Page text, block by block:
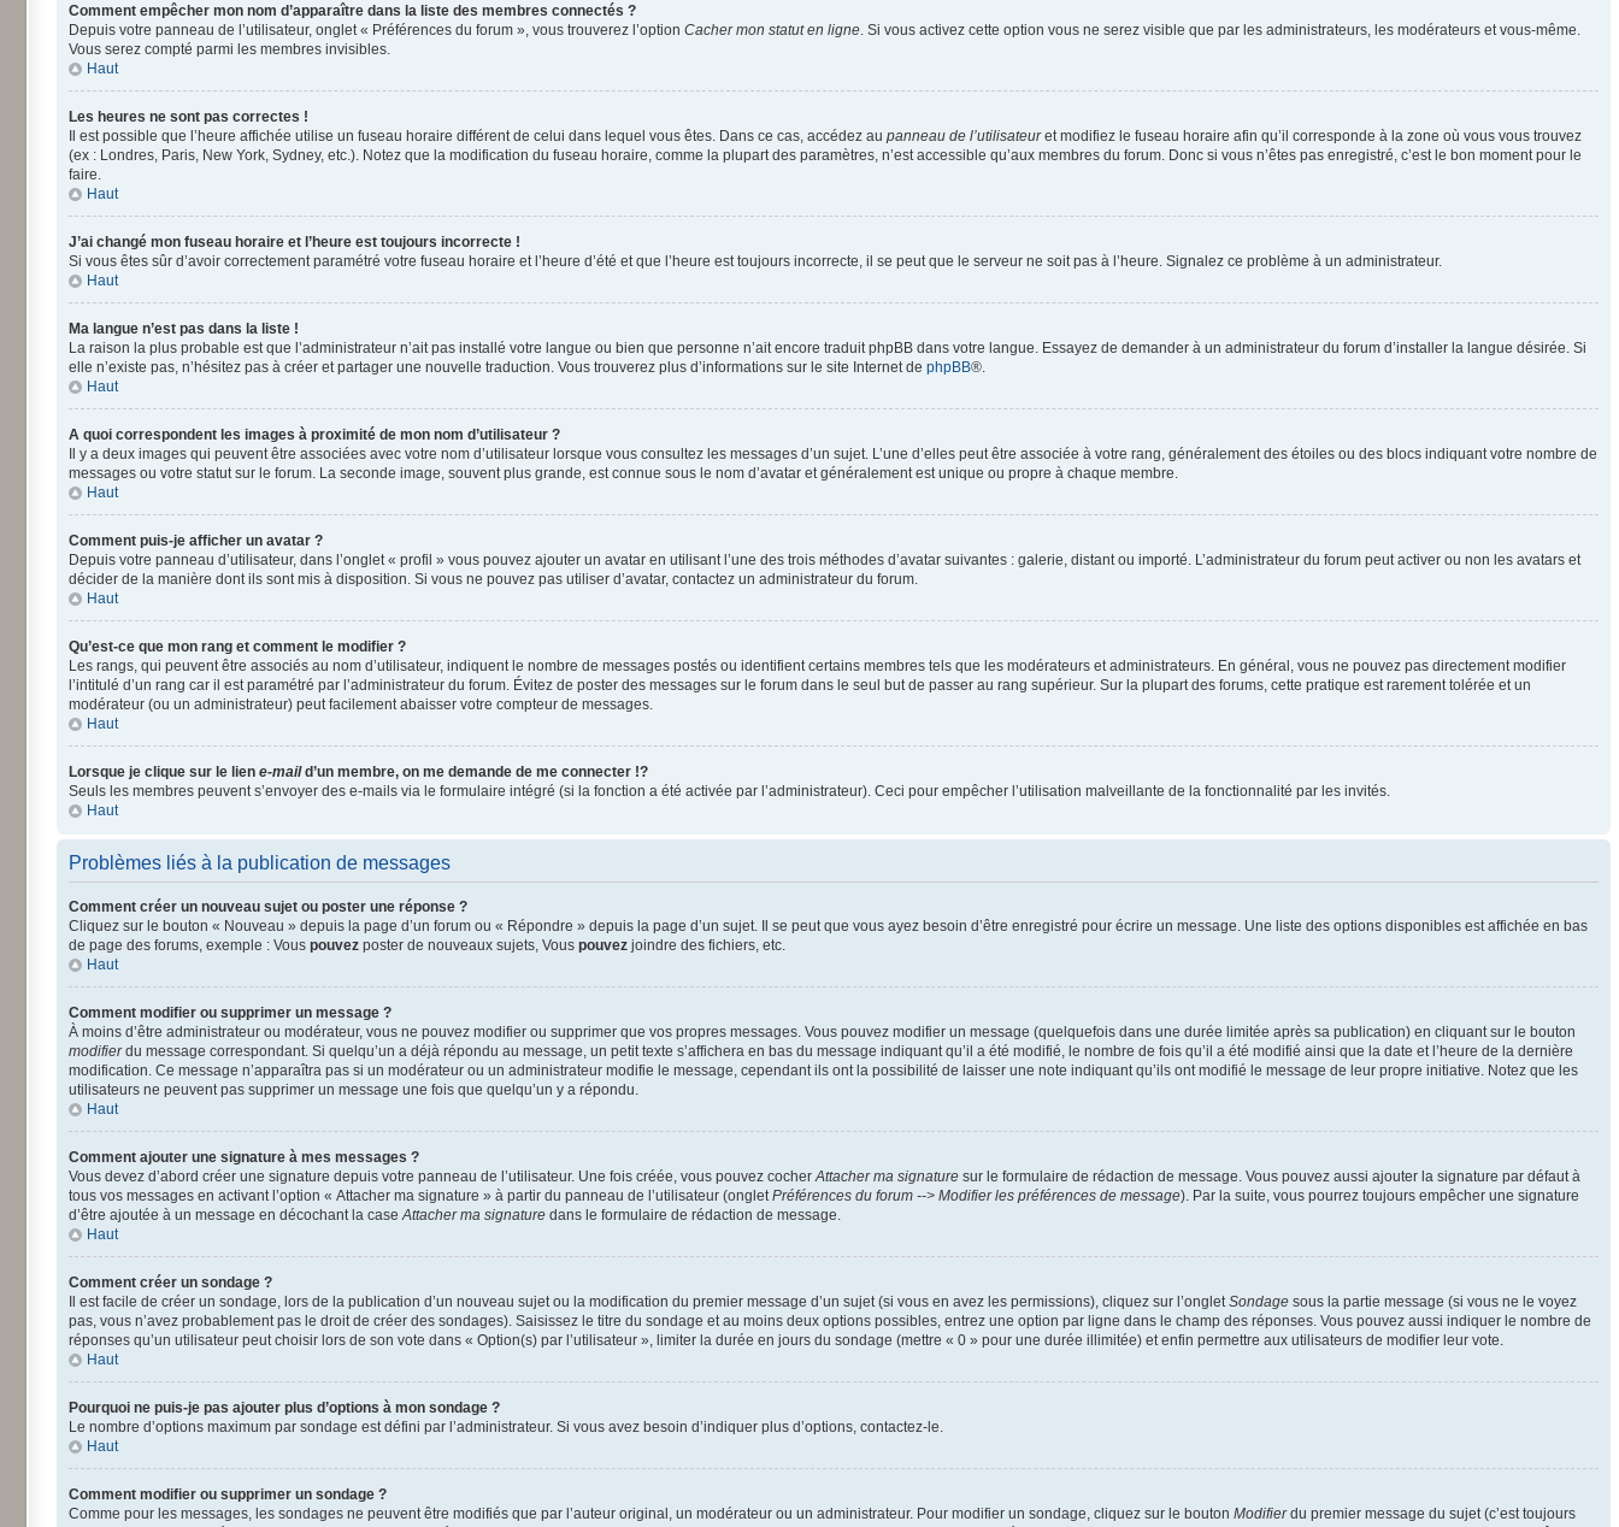
Comment empêcher mon nom d’apparaître dans la liste des membres connectés ?
Depuis votre panneau de l’utilisateur, onglet « Préférences du forum », vous trouverez l’option Cacher mon statut en ligne . Si vous activez cette option vous ne serez visible que par les administrateurs, les modérateurs et vous-même.
Vous serez compté parmi les membres invisibles.
Haut
Les heures ne sont pas correctes !
Il est possible que l’heure affichée utilise un fuseau horaire différent de celui dans lequel vous êtes. Dans ce cas, accédez au panneau de l’utilisateuret modifiez le fuseau horaire afin qu’il corresponde à la zone où vous vous trouvez
(ex : Londres, Paris, New York, Sydney, etc.). Notez que la modification du fuseau horaire, comme la plupart des paramètres, n’est accessible qu’aux membres du forum. Donc si vous n’êtes pas enregistré, c’est le bon moment pour le
faire.
Haut
J’ai changé mon fuseau horaire et l’heure est toujours incorrecte !
Si vous êtes sûr d’avoir correctement paramétré votre fuseau horaire et l’heure d’été et que l’heure est toujours incorrecte, il se peut que le serveur ne soit pas à l’heure. Signalez ce problème à un administrateur.
Haut
Ma langue n’est pas dans la liste !
La raison la plus probable est que l’administrateur n’ait pas installé votre langue ou bien que personne n’ait encore traduit phpBB dans votre langue. Essayez de demander à un administrateur du forum d’installer la langue désirée. Si
elle n’existe pas, n’hésitez pas à créer et partager une nouvelle traduction. Vous trouverez plus d’informations sur le site Internet de phpBB®.
Haut
A quoi correspondent les images à proximité de mon nom d’utilisateur ?
Il y a deux images qui peuvent être associées avec votre nom d’utilisateur lorsque vous consultez les messages d’un sujet. L’une d’elles peut être associée à votre rang, généralement des étoiles ou des blocs indiquant votre nombre de
messages ou votre statut sur le forum. La seconde image, souvent plus grande, est connue sous le nom d’avatar et généralement est unique ou propre à chaque membre.
Haut
Comment puis-je afficher un avatar ?
Depuis votre panneau d’utilisateur, dans l’onglet « profil » vous pouvez ajouter un avatar en utilisant l’une des trois méthodes d’avatar suivantes : galerie, distant ou importé. L’administrateur du forum peut activer ou non les avatars et
décider de la manière dont ils sont mis à disposition. Si vous ne pouvez pas utiliser d’avatar, contactez un administrateur du forum.
Haut
Qu’est-ce que mon rang et comment le modifier ?
Les rangs, qui peuvent être associés au nom d’utilisateur, indiquent le nombre de messages postés ou identifient certains membres tels que les modérateurs et administrateurs. En général, vous ne pouvez pas directement modifier
l’intitulé d’un rang car il est paramétré par l’administrateur du forum. Évitez de poster des messages sur le forum dans le seul but de passer au rang supérieur. Sur la plupart des forums, cette pratique est rarement tolérée et un
modérateur (ou un administrateur) peut facilement abaisser votre compteur de messages.
Haut
Lorsque je clique sur le lien e-maild’un membre, on me demande de me connecter !?
Seuls les membres peuvent s’envoyer des e-mails via le formulaire intégré (si la fonction a été activée par l’administrateur). Ceci pour empêcher l’utilisation malveillante de la fonctionnalité par les invités.
Haut
Problèmes liés à la publication de messages
Comment créer un nouveau sujet ou poster une réponse ?
Cliquez sur le bouton « Nouveau » depuis la page d’un forum ou « Répondre » depuis la page d’un sujet. Il se peut que vous ayez besoin d’être enregistré pour écrire un message. Une liste des options disponibles est affichée en bas
de page des forums, exemple : Vous pouvez poster de nouveaux sujets, Vous pouvez joindre des fichiers, etc.
Haut
Comment modifier ou supprimer un message ?
À moins d’être administrateur ou modérateur, vous ne pouvez modifier ou supprimer que vos propres messages. Vous pouvez modifier un message (quelquefois dans une durée limitée après sa publication) en cliquant sur le bouton
modifierdu message correspondant. Si quelqu’un a déjà répondu au message, un petit texte s’affichera en bas du message indiquant qu’il a été modifié, le nombre de fois qu’il a été modifié ainsi que la date et l’heure de la dernière
modification. Ce message n’apparaîtra pas si un modérateur ou un administrateur modifie le message, cependant ils ont la possibilité de laisser une note indiquant qu’ils ont modifié le message de leur propre initiative. Notez que les
utilisateurs ne peuvent pas supprimer un message une fois que quelqu’un y a répondu.
Haut
Comment ajouter une signature à mes messages ?
Vous devez d’abord créer une signature depuis votre panneau de l’utilisateur. Une fois créée, vous pouvez cocher Attacher ma signature sur le formulaire de rédaction de message. Vous pouvez aussi ajouter la signature par défaut à
tous vos messages en activant l’option « Attacher ma signature » à partir du panneau de l’utilisateur (onglet Préférences du forum --> Modifier les préférences de message). Par la suite, vous pourrez toujours empêcher une signature
d’être ajoutée à un message en décochant la case Attacher ma signature dans le formulaire de rédaction de message.
Haut
Comment créer un sondage ?
Il est facile de créer un sondage, lors de la publication d’un nouveau sujet ou la modification du premier message d’un sujet (si vous en avez les permissions), cliquez sur l’onglet Sondage sous la partie message (si vous ne le voyez
pas, vous n’avez probablement pas le droit de créer des sondages). Saisissez le titre du sondage et au moins deux options possibles, entrez une option par ligne dans le champ des réponses. Vous pouvez aussi indiquer le nombre de
réponses qu’un utilisateur peut choisir lors de son vote dans « Option(s) par l’utilisateur », limiter la durée en jours du sondage (mettre « 0 » pour une durée illimitée) et enfin permettre aux utilisateurs de modifier leur vote.
Haut
Pourquoi ne puis-je pas ajouter plus d’options à mon sondage ?
Le nombre d’options maximum par sondage est défini par l’administrateur. Si vous avez besoin d’indiquer plus d’options, contactez-le.
Haut
Comment modifier ou supprimer un sondage ?
Comme pour les messages, les sondages ne peuvent être modifiés que par l’auteur original, un modérateur ou un administrateur. Pour modifier un sondage, cliquez sur le bouton Modifierdu premier message du sujet (c’est toujours